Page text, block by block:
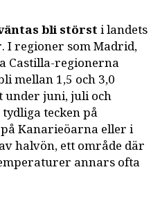
bli störsti landets
I regioner som Madrid,
Castilla-regionerna
mellan 1,5 och 3,0
under juni, juli och
tecken på
Kanarieöarna eller i
halvön, ett område där
annars ofta